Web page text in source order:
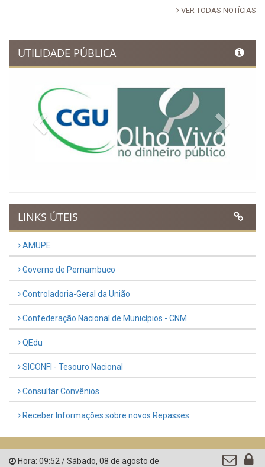
VER TODAS NOTÍCIAS
UTILIDADE PÚBLICA
Previous
LINKS ÚTEIS
AMUPE
Governo de Pernambuco
Controladoria-Geral da União
Confederação Nacional de Municípios - CNM
QEdu
SICONFI - Tesouro Nacional
Consultar Convênios
Receber Informações sobre novos Repasses
Hora: 09:52/Sábado, 08 de agosto de